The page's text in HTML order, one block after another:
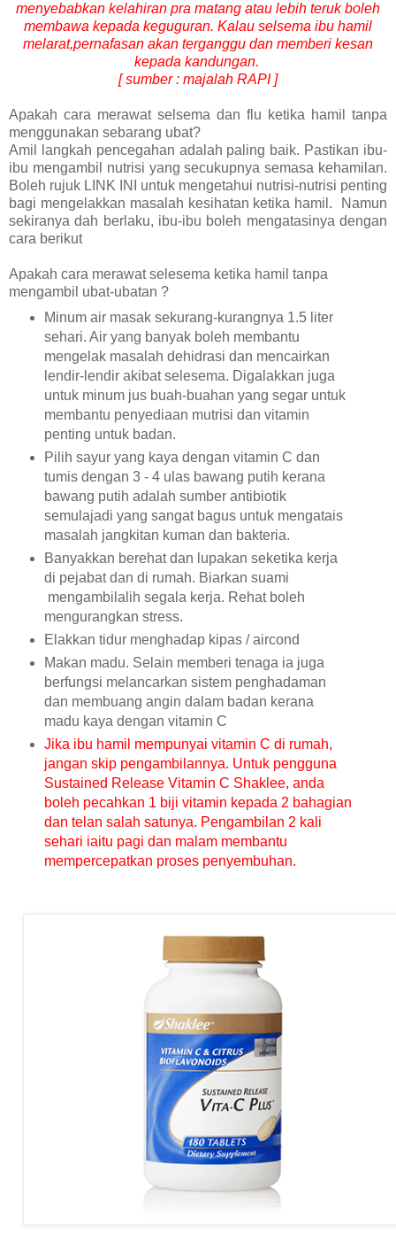
menyebabkan kelahiran pra matang atau lebih teruk boleh
membawa kepada keguguran. Kalau selsema ibu hamil
melarat,pernafasan akan terganggu dan memberi kesan
kepada kandungan.
[ sumber : majalah RAPI ]
Apakah cara merawat selsema dan flu ketika hamil tanpa
menggunakan sebarang ubat?
Amil langkah pencegahan adalah paling baik. Pastikan ibu-
ibu mengambil nutrisi yang secukupnya semasa kehamilan.
Boleh rujuk LINK INI untuk mengetahui nutrisi-nutrisi penting
bagi mengelakkan masalah kesihatan ketika hamil. Namun
sekiranya dah berlaku, ibu-ibu boleh mengatasinya dengan
cara berikut
Apakah cara merawat selesema ketika hamil tanpa
mengambil ubat-ubatan ?
Minum air masak sekurang-kurangnya 1.5 liter
sehari. Air yang banyak boleh membantu
mengelak masalah dehidrasi dan mencairkan
lendir-lendir akibat selesema. Digalakkan juga
untuk minum jus buah-buahan yang segar untuk
membantu penyediaan mutrisi dan vitamin
penting untuk badan.
Pilih sayur yang kaya dengan vitamin C dan
tumis dengan 3 - 4 ulas bawang putih kerana
bawang putih adalah sumber antibiotik
semulajadi yang sangat bagus untuk mengatais
masalah jangkitan kuman dan bakteria.
Banyakkan berehat dan lupakan seketika kerja
di pejabat dan di rumah. Biarkan suami
mengambilalih segala kerja. Rehat boleh
mengurangkan stress.
Elakkan tidur menghadap kipas / aircond
Makan madu. Selain memberi tenaga ia juga
berfungsi melancarkan sistem penghadaman
dan membuang angin dalam badan kerana
madu kaya dengan vitamin C
Jika ibu hamil mempunyai vitamin C di rumah,
jangan skip pengambilannya. Untuk pengguna
Sustained Release Vitamin C Shaklee, anda
boleh pecahkan 1 biji vitamin kepada 2 bahagian
dan telan salah satunya. Pengambilan 2 kali
sehari iaitu pagi dan malam membantu
mempercepatkan proses penyembuhan.